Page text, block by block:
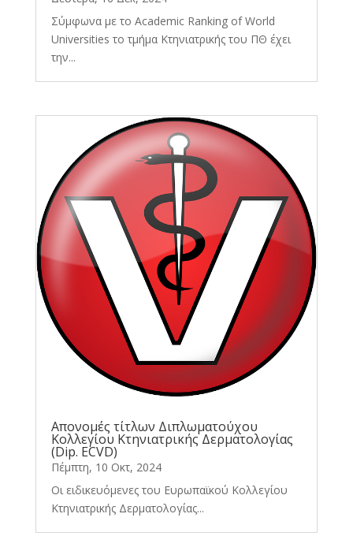
Σύμφωνα με το Academic Ranking of World
Universities το τμήμα Κτηνιατρικής του ΠΘ έχει
την...
Απονομές τίτλων Διπλωματούχου
Κολλεγίου Κτηνιατρικής Δερματολογίας
(Dip. ECVD)
Πέμπτη, 10 Οκτ, 2024
Οι ειδικευόμενες του Ευρωπαϊκού Κολλεγίου
Κτηνιατρικής Δερματολογίας...